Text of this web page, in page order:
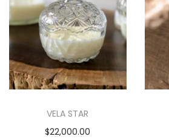
VELA STAR
$22,000.00